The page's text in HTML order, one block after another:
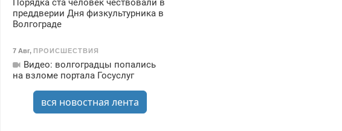
Порядка ста человек чествовали в
преддверии Дня физкультурника в
Волгограде
7 Авг, ПРОИСШЕСТВИЯ
Видео: волгоградцы попались
на взломе портала Госуслуг
вся новостная лента